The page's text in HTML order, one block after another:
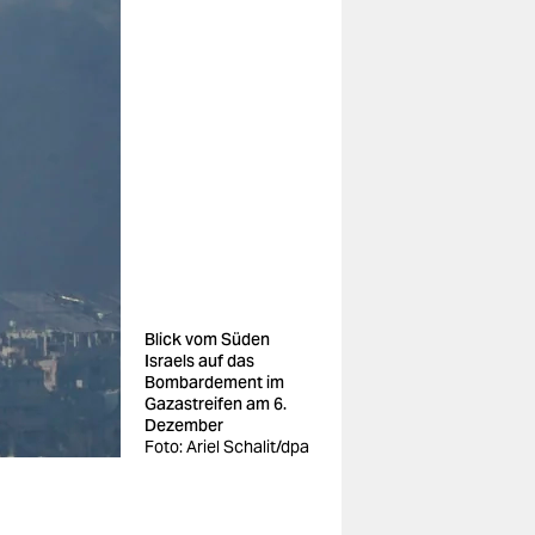
Blick vom Süden
Israels auf das
Bombardement im
Gazastreifen am 6.
Dezember
Foto: Ariel Schalit/dpa